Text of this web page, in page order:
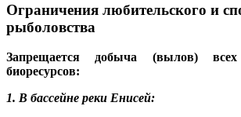
Ограничения любительского и
рыболовства
Запрещается добыча (вылов)
биоресурсов:
1. В бассейне реки Енисей: